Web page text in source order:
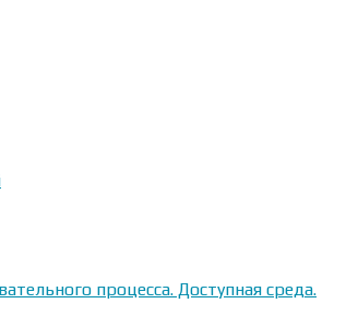
процесса. Доступная среда.